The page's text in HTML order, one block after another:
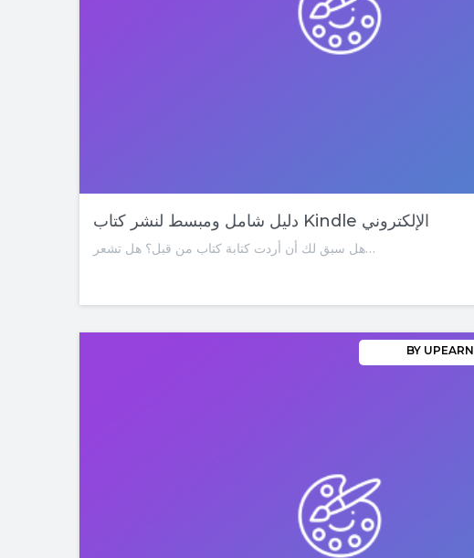
دليل شامل ومبسط لنشر كتاب Kindle الإلكتروني
هل سبق لك أن أردت كتابة كتاب من قبل؟ هل تشعر…
BY UPEARN